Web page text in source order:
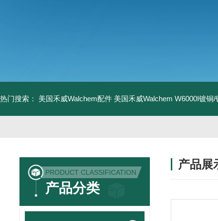
热门搜索： 美国禾威Walchem配件 美国禾威Walchem W6000I镀铜
PRODUCT CLASSIFICATION
产品分类
产品展